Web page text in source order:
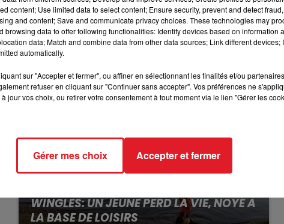
12h00 - 13h00
RDL & VOUS
WINGLES: UN JEUNE PERD LA VIE, NOYÉ À
LA BASE DE LOISIRS
content; Use limited data to select content; Ensure security, prevent and detect
and content; Save and communicate privacy choices. These technologies may
browsing data to offer following functionalities: Identify devices based on information
data; Match and combine data from other data sources; Link different devices;
automatically.
sur "Accepter et fermer", ou affiner en sélectionnant les finalités et/ou
refuser en cliquant sur "Continuer sans accepter". Vos préférences ne
jour vos choix, ou retirer votre consentement à tout moment via le lien "Gérer les
Gérer mes choix Accepter et fermer